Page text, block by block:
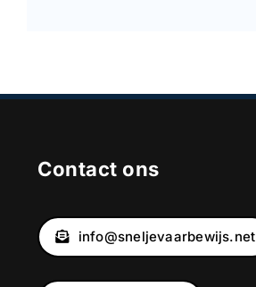
Contact ons
info@sneljevaarbewijs.net